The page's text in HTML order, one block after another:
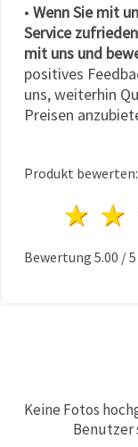
• Wenn Sie mit
Service
mit uns und
positives
uns, weiterhin
Preisen
Produkt bewerten:
1
Bewertung 5.00 /5
Keine Fotos
Benutzer